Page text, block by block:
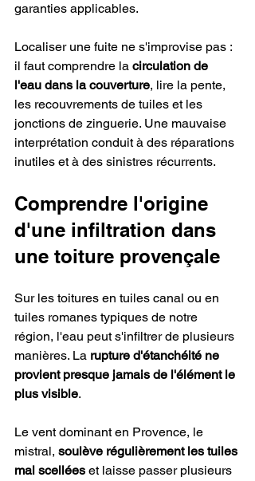
garanties applicables.
Localiser une fuite ne s'improvise pas :
il faut comprendre la circulation de
l'eau dans la couverture, lire la pente,
les recouvrements de tuiles et les
jonctions de zinguerie. Une mauvaise
interprétation conduit à des réparations
inutiles et à des sinistres récurrents.
Comprendre l'origine
d'une infiltration dans
une toiture provençale
Sur les toitures en tuiles canal ou en
tuiles romanes typiques de notre
région, l'eau peut s'infiltrer de plusieurs
manières. La rupture d'étanchéité ne
provient presque jamais de l'élément le
plus visible.
Le vent dominant en Provence, le
mistral, soulève régulièrement les tuiles
mal scellées et laisse passer plusieurs